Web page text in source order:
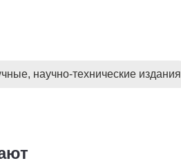
научно-технические издания